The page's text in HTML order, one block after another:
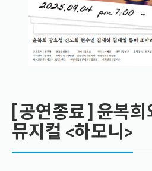
[공연종료] 윤복희
뮤지컬 <하모니>